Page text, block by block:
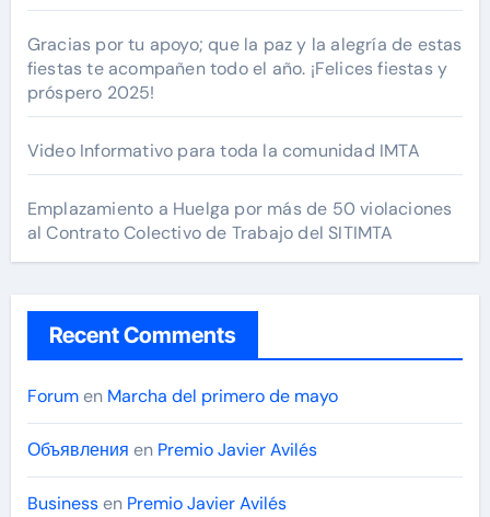
Gracias por tu apoyo; que la paz y la alegría de estas
fiestas te acompañen todo el año. ¡Felices fiestas y
próspero 2025!
Video Informativo para toda la comunidad IMTA
Emplazamiento a Huelga por más de 50 violaciones
al Contrato Colectivo de Trabajo del SITIMTA
Recent Comments
Forumen Marcha del primero de mayo
Объявления en Premio Javier Avilés
Businessen Premio Javier Avilés